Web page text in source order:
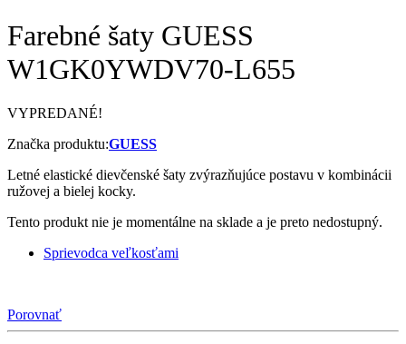
Farebné šaty GUESS
W1GK0YWDV70-L655
VYPREDANÉ!
Značka produktu:GUESS
Letné elastické dievčenské šaty zvýrazňujúce postavu v kombinácii
ružovej a bielej kocky.
Tento produkt nie je momentálne na sklade a je preto nedostupný.
Sprievodca veľkosťami
Porovnať